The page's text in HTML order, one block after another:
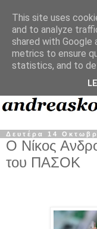
Δευτέρα 14
Ο Νίκος
του ΠΑΣΟΚ
This site uses
and to analyze
shared with Google
metrics to ensure
statistics, and to